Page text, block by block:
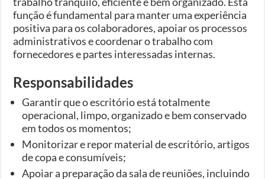
função é fundamental para manter uma experiência
positiva para os colaboradores, apoiar os processos
administrativos e coordenar o trabalho com
fornecedores e partes interessadas internas.
Responsabilidades
Garantir que o escritório está totalmente
operacional, limpo, organizado e bem conservado
em todos os momentos;
Monitorizar e repor material de escritório, artigos
de copa e consumíveis;
Apoiar a preparação da sala de reuniões, incluindo